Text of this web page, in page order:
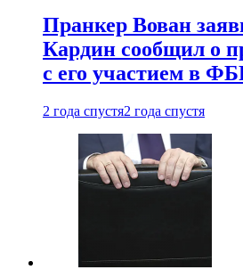
Пранкер Вован
Кардин сообщил о
с его участием в
2 года спустя2 года спустя